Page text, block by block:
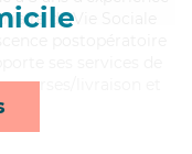
de Vie Sociale
courses/livraison et